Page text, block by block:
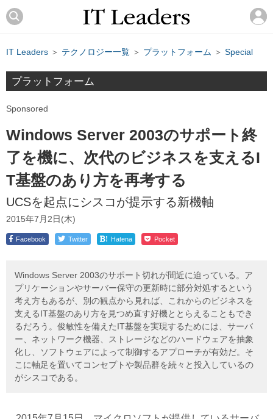
IT Leaders ＞ テクノロジー一覧 ＞ プラットフォーム ＞ Special
プラットフォーム
Sponsored
Windows Server 2003のサポート終
了を機に、次代のビジネスを支えるI
T基盤のあり方を再考する
UCSを起点にシスコが提示する新機軸
2015年7月2日(木)
Facebook Twitter ! Hatena Pocket
Windows Server 2003のサポート切れが間近に迫っている。ア
プリケーションやサーバー保守の更新時に部分対処するという
考え方もあるが、別の観点から見れば、これからのビジネスを
支えるIT基盤のあり方を見つめ直す好機ととらえることもでき
るだろう。俊敏性を備えたIT基盤を実現するためには、サーバ
ー、ネットワーク機器、ストレージなどのハードウェアを抽象
化し、ソフトウェアによって制御するアプローチが有効だ。そ
こに軸足を置いてコンセプトや製品群を続々と投入しているの
がシスコである。